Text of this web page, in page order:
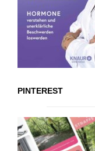
PINTEREST